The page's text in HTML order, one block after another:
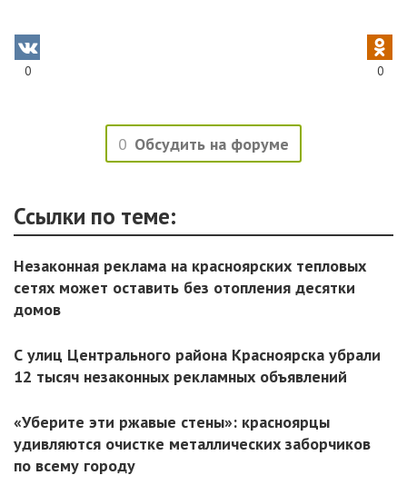
0 0
0 Обсудить на форуме
Ссылки по теме:
Незаконная реклама на красноярских тепловых
сетях может оставить без отопления десятки
домов
С улиц Центрального района Красноярска убрали
12 тысяч незаконных рекламных объявлений
«Уберите эти ржавые стены»: красноярцы
удивляются очистке металлических заборчиков
по всему городу